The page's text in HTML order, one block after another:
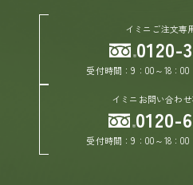
イミニご注文専
0120-
受付時間：9：00～18：00
イミニお問い合わ
0120-
受付時間：9：00～18：00